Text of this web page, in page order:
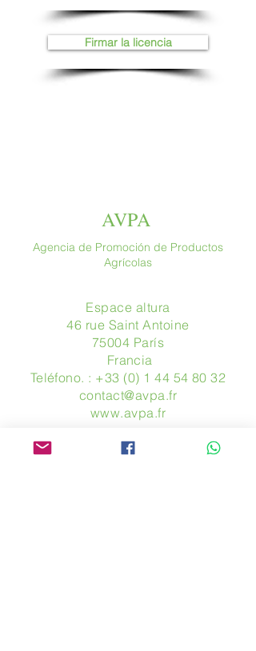
Firmar la licencia
AVPA
Agencia de Promoción de Productos
Agrícolas
Espace altura
46 rue Saint Antoine
75004 París
​ Francia
Teléfono. : +33 (0) 1 44 54 80 32
contact@avpa.fr
www.avpa.fr